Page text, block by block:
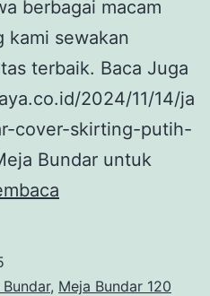
berbagai macam
kami sewakan
terbaik. Baca Juga
2024/11/14/ja
cover-skirting-putih-
Bundar untuk
untuk
, Meja Bundar 120